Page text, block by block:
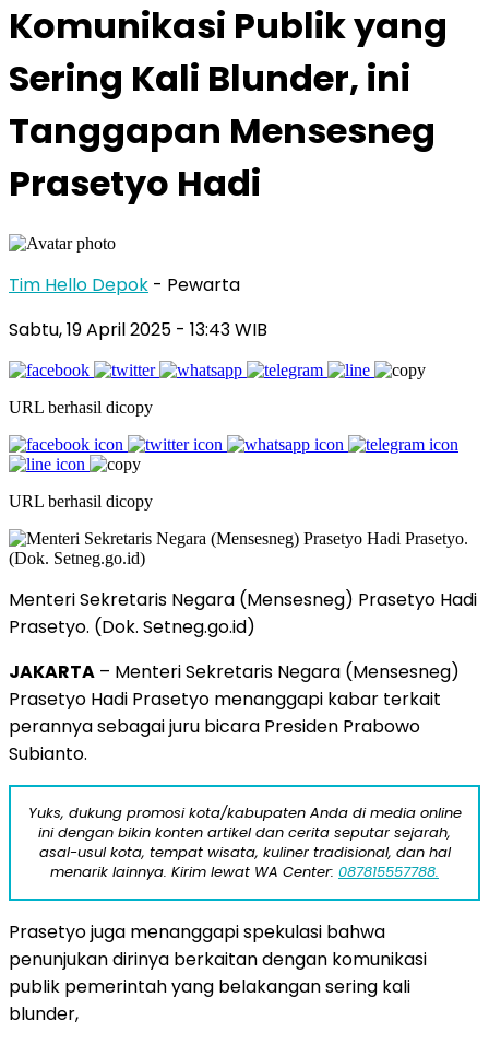
Komunikasi Publik yang
Sering Kali Blunder, ini
Tanggapan Mensesneg
Prasetyo Hadi
Tim Hello Depok - Pewarta
Sabtu, 19 April 2025 - 13:43 WIB
URL berhasil dicopy
URL berhasil dicopy
Menteri Sekretaris Negara (Mensesneg) Prasetyo Hadi
Prasetyo. (Dok. Setneg.go.id)
JAKARTA – Menteri Sekretaris Negara (Mensesneg)
Prasetyo Hadi Prasetyo menanggapi kabar terkait
perannya sebagai juru bicara Presiden Prabowo
Subianto.
Yuks, dukung promosi kota/kabupaten Anda di media online
ini dengan bikin konten artikel dan cerita seputar sejarah,
asal-usul kota, tempat wisata, kuliner tradisional, dan hal
menarik lainnya. Kirim lewat WA Center: 087815557788.
Prasetyo juga menanggapi spekulasi bahwa
penunjukan dirinya berkaitan dengan komunikasi
publik pemerintah yang belakangan sering kali
blunder,